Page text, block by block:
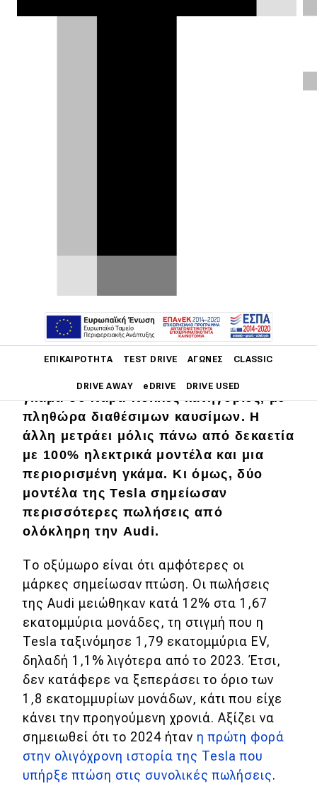
ΕΠΙΚΑΙΡΌΤΗΤΑ TEST DRIVE ΑΓΏΝΕΣ CLASSIC
DRIVE AWAY eDRIVE DRIVE USED
Main navigation
Επικαιρότητα
Νέα μοντέλα
Πρωτότυπα
Ελλάδα
Τεχνολογία
Ασφάλεια
Αγορά
Απόψεις
Test Drive
Δοκιμή
Αποστολή
ολόκληρης της Audi.
H μία αποτελεί έναν καθιερωμένο
γκάμα σε πάρα πολλές κατηγορίες, με
πληθώρα διαθέσιμων καυσίμων. Η
άλλη μετράει μόλις πάνω από δεκαετία
με 100% ηλεκτρικά μοντέλα και μια
περιορισμένη γκάμα. Κι όμως, δύο
μοντέλα της Tesla σημείωσαν
περισσότερες πωλήσεις από
ολόκληρη την Audi.
Το οξύμωρο είναι ότι αμφότερες οι
μάρκες σημείωσαν πτώση. Οι πωλήσεις
της Audi μειώθηκαν κατά 12% στα 1,67
εκατομμύρια μονάδες, τη στιγμή που η
Tesla ταξινόμησε 1,79 εκατομμύρια EV,
δηλαδή 1,1% λιγότερα από το 2023. Έτσι,
δεν κατάφερε να ξεπεράσει το όριο των
1,8 εκατομμυρίων μονάδων, κάτι που είχε
κάνει την προηγούμενη χρονιά. Αξίζει να
σημειωθεί ότι το 2024 ήταν η πρώτη φορά
στην ολιγόχρονη ιστορία της Tesla που
υπήρξε πτώση στις συνολικές πωλήσεις.